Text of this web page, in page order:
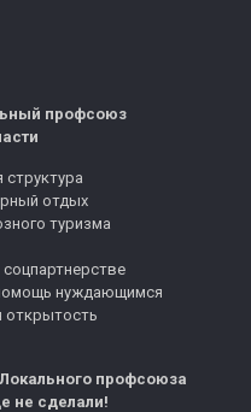
профсоюз
отдых
туризма
нуждающимся
открытость
профсоюза
не сделали!